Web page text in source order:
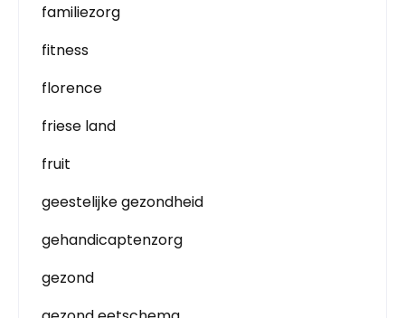
familiezorg
fitness
florence
friese land
fruit
geestelijke gezondheid
gehandicaptenzorg
gezond